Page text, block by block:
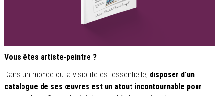
Vous êtes artiste-peintre ?
Dans un monde où la visibilité est essentielle, disposer d'un
catalogue de ses œuvres est un atout incontournable pour